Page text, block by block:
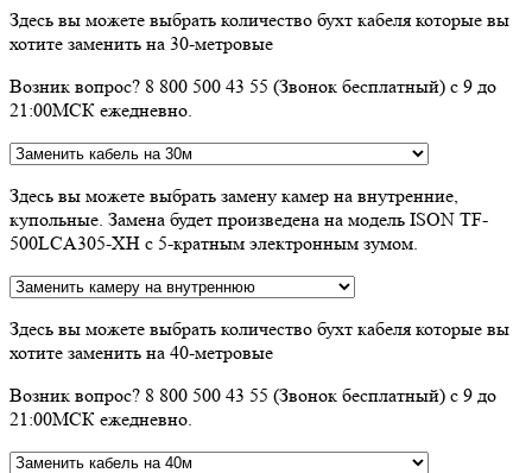
Здесь вы можете выбрать количество бухт кабеля которые вы
хотите заменить на 30-метровые
Возник вопрос? 8 800 500 43 55 (Звонок бесплатный) с 9 до
21:00МСК ежедневно.
Здесь вы можете выбрать замену камер на внутренние,
купольные. Замена будет произведена на модель ISON TF-
500LCA305-XH с 5-кратным электронным зумом.
Здесь вы можете выбрать количество бухт кабеля которые вы
хотите заменить на 40-метровые
Возник вопрос? 8 800 500 43 55 (Звонок бесплатный) с 9 до
21:00МСК ежедневно.